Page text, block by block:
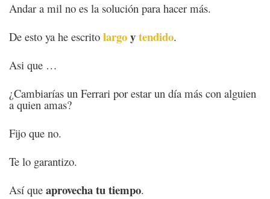
Andar a mil no es la solución para hacer más.
De esto ya he escrito largoytendido.
Asi que …
¿Cambiarías un Ferrari por estar un día más con alguien
a quien amas?
Fijo que no.
Te lo garantizo.
Así que aprovecha tu tiempo.